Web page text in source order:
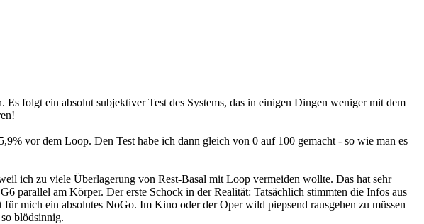
folgt ein absolut subjektiver Test des Systems, das in einigen Dingen weniger mit dem
vor dem Loop. Den Test habe ich dann gleich von 0 auf 100 gemacht - so wie man es
ich zu viele Überlagerung von Rest-Basal mit Loop vermeiden wollte. Das hat sehr
parallel am Körper. Der erste Schock in der Realität: Tatsächlich stimmten die Infos aus
mich ein absolutes NoGo. Im Kino oder der Oper wild piepsend rausgehen zu müssen
blödsinnig.